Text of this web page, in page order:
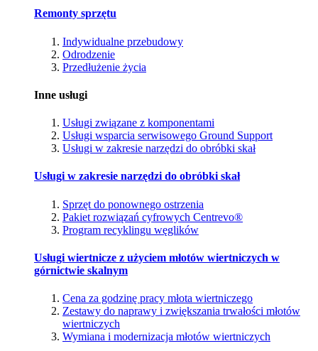
Remonty sprzętu
Indywidualne przebudowy
Odrodzenie
Przedłużenie życia
Inne usługi
Usługi związane z komponentami
Usługi wsparcia serwisowego Ground Support
Usługi w zakresie narzędzi do obróbki skał
Usługi w zakresie narzędzi do obróbki skał
Sprzęt do ponownego ostrzenia
Pakiet rozwiązań cyfrowych Centrevo®
Program recyklingu węglików
Usługi wiertnicze z użyciem młotów wiertniczych w
górnictwie skalnym
Cena za godzinę pracy młota wiertniczego
Zestawy do naprawy i zwiększania trwałości młotów
wiertniczych
Wymiana i modernizacja młotów wiertniczych